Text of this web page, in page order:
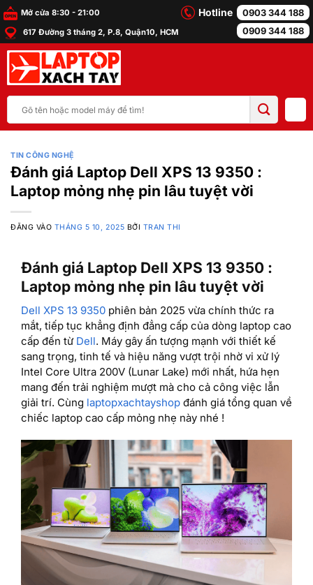
Bỏ
qua
nội
dung
Mở cửa 8:30 - 21:00
617 Đường 3 tháng 2, P.8, Quận10, HCM
Hotline
0903 344 188
0909 344 188
kiếm:
TIN CÔNG NGHỆ
Đánh giá Laptop Dell XPS 13 9350 :
Laptop mỏng nhẹ pin lâu tuyệt vời
ĐĂNG VÀO THÁNG 5 10, 2025 BỞI TRAN THI
Đánh giá Laptop Dell XPS 13 9350 :
Laptop mỏng nhẹ pin lâu tuyệt vời
Dell XPS 13 9350 phiên bản 2025 vừa chính thức ra
mắt, tiếp tục khẳng định đẳng cấp của dòng laptop cao
cấp đến từ Dell. Máy gây ấn tượng mạnh với thiết kế
sang trọng, tinh tế và hiệu năng vượt trội nhờ vi xử lý
Intel Core Ultra 200V (Lunar Lake) mới nhất, hứa hẹn
mang đến trải nghiệm mượt mà cho cả công việc lẫn
giải trí. Cùng laptopxachtayshop đánh giá tổng quan về
chiếc laptop cao cấp mỏng nhẹ này nhé !